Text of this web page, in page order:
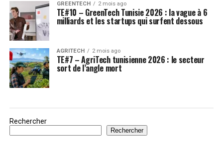
GREENTECH 2 mois ago
TE#10 – GreenTech Tunisie 2026 : la vague à 6
milliards et les startups qui surfent dessous
AGRITECH 2 mois ago
TE#7 – AgriTech tunisienne 2026 : le secteur
sort de l’angle mort
Rechercher
Rechercher